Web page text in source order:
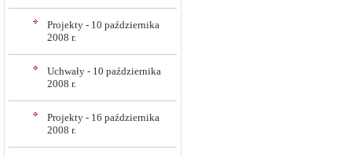
Projekty - 10 października
2008 r.
Uchwały - 10 października
2008 r.
Projekty - 16 października
2008 r.